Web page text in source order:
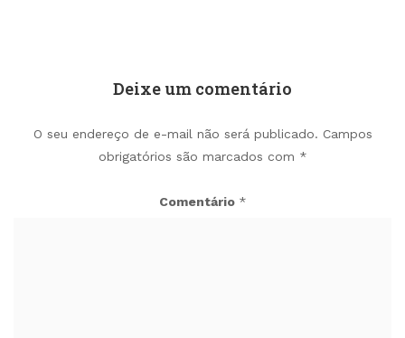
Deixe um comentário
O seu endereço de e-mail não será publicado. Campos
obrigatórios são marcados com *
Comentário *